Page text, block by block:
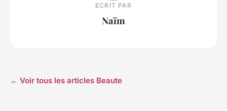
ECRIT PAR
Naïm
← Voir tous les articles Beaute